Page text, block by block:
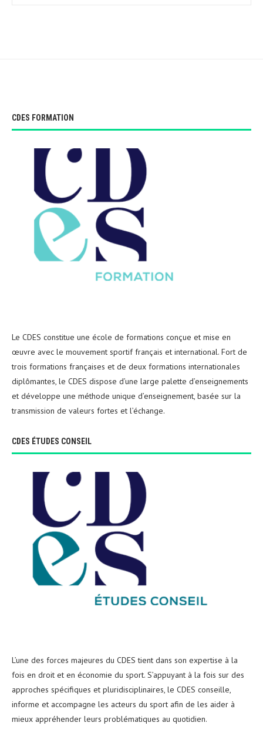
CDES FORMATION
Le CDES constitue une école de formations conçue et mise en
œuvre avec le mouvement sportif français et international. Fort de
trois formations françaises et de deux formations internationales
diplômantes, le CDES dispose d’une large palette d’enseignements
et développe une méthode unique d’enseignement, basée sur la
transmission de valeurs fortes et l’échange.
CDES ÉTUDES CONSEIL
L’une des forces majeures du CDES tient dans son expertise à la
fois en droit et en économie du sport. S’appuyant à la fois sur des
approches spécifiques et pluridisciplinaires, le CDES conseille,
informe et accompagne les acteurs du sport afin de les aider à
mieux appréhender leurs problématiques au quotidien.